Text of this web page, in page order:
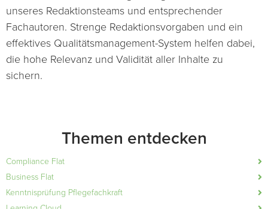
unseres Redaktionsteams und entsprechender
Fachautoren. Strenge Redaktionsvorgaben und ein
effektives Qualitätsmanagement-System helfen dabei,
die hohe Relevanz und Validität aller Inhalte zu
sichern.
Themen entdecken
Compliance Flat
Business Flat
Kenntnisprüfung Pflegefachkraft